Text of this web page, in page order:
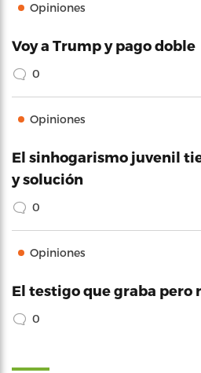
Opiniones
Voy a Trump y pago doble
0
Opiniones
El sinhogarismo juvenil
y solución
0
Opiniones
El testigo que graba pero
0